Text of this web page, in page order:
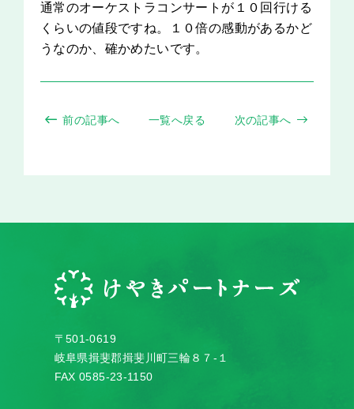
通常のオーケストラコンサートが１０回行ける
くらいの値段ですね。１０倍の感動があるかど
うなのか、確かめたいです。
前の記事へ 一覧へ戻る 次の記事へ
〒501-0619
岐阜県揖斐郡揖斐川町三輪８７-１
FAX 0585-23-1150